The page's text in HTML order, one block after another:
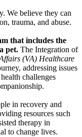
We believe they can
trauma, and abuse.
that includes the
pet. The Integration of
(VA) Healthcare
addressing issues
challenges
in recovery and
resources such
therapy in
to change lives.